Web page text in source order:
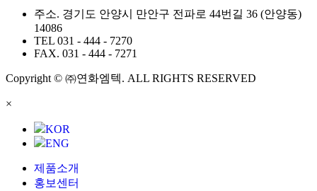
주소. 경기도 안양시 만안구 전파로 44번길 36 (안양동)
14086
TEL 031 - 444 - 7270
FAX. 031 - 444 - 7271
Copyright © ㈜연화엠텍. ALL RIGHTS RESERVED
×
KOR
ENG
제품소개
홍보센터